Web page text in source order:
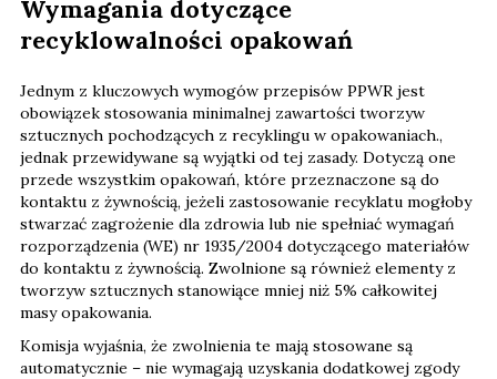
Wymagania dotyczące
recyklowalności opakowań
Jednym z kluczowych wymogów przepisów PPWR jest
obowiązek stosowania minimalnej zawartości tworzyw
sztucznych pochodzących z recyklingu w opakowaniach.,
jednak przewidywane są wyjątki od tej zasady. Dotyczą one
przede wszystkim opakowań, które przeznaczone są do
kontaktu z żywnością, jeżeli zastosowanie recyklatu mogłoby
stwarzać zagrożenie dla zdrowia lub nie spełniać wymagań
rozporządzenia (WE) nr 1935/2004 dotyczącego materiałów
do kontaktu z żywnością. Zwolnione są również elementy z
tworzyw sztucznych stanowiące mniej niż 5% całkowitej
masy opakowania.
Komisja wyjaśnia, że zwolnienia te mają stosowane są
automatycznie – nie wymagają uzyskania dodatkowej zgody